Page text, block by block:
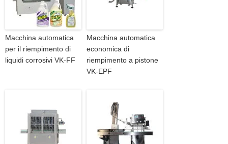
Macchina automatica
per il riempimento di
liquidi corrosivi VK-FF
Macchina automatica
economica di
riempimento a pistone
VK-EPF